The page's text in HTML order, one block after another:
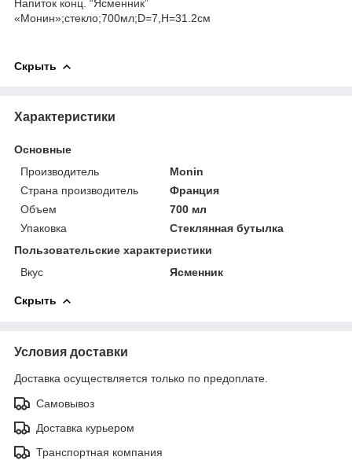
Напиток конц. “Ясменник”
«Монин»;стекло;700мл;D=7,H=31.2см
Скрыть
Характеристики
Основные
Производитель
Monin
Страна производитель
Франция
Объем
700 мл
Упаковка
Стеклянная бутылка
Пользовательские характеристики
Вкус
Ясменник
Скрыть
Условия доставки
Доставка осуществляется только по предоплате.
Самовывоз
Доставка курьером
Транспортная компания